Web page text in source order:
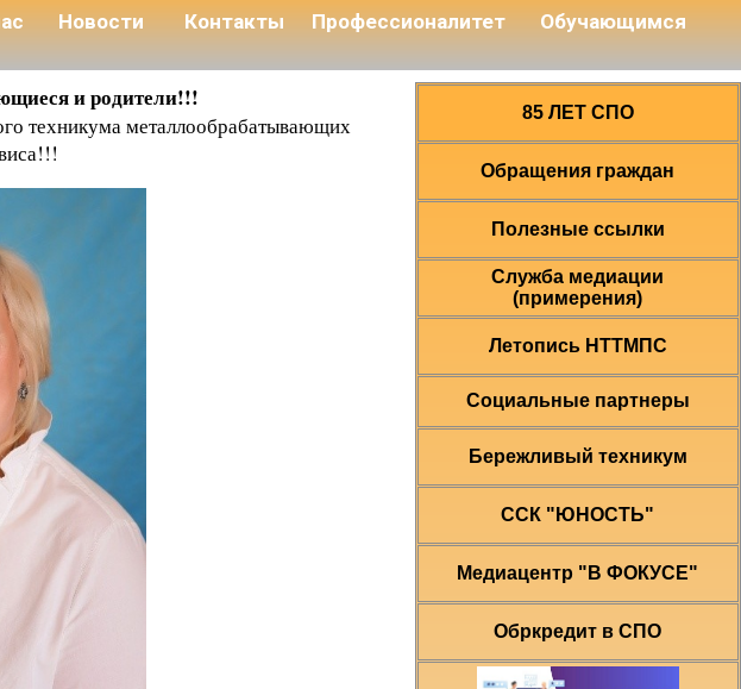
Новости Контакты Профессионалитет Обучающимся
и родители!!!
техникума металлообрабатывающих
85 ЛЕТ СПО
Обращения граждан
Полезные ссылки
Служба медиации
(примерения)
Летопись НТТМПС
Социальные партнеры
Бережливый техникум
ССК "ЮНОСТЬ"
Медиацентр "В ФОКУСЕ"
Обркредит в СПО